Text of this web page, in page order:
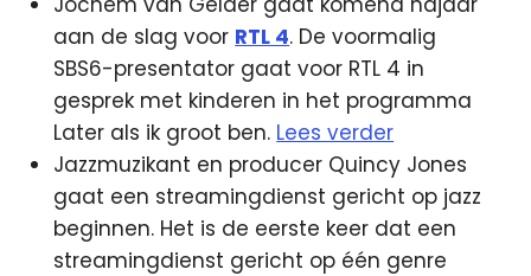
aan de slag voor RTL 4. De voormalig
SBS6-presentator gaat voor RTL 4 in
gesprek met kinderen in het programma
Later als ik groot ben. Lees verder
Jazzmuzikant en producer Quincy Jones
gaat een streamingdienst gericht op jazz
beginnen. Het is de eerste keer dat een
streamingdienst gericht op één genre